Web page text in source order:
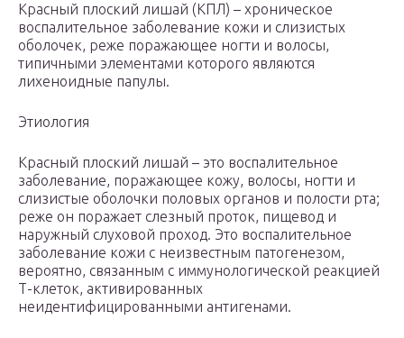
Красный плоский лишай (КПЛ) – хроническое
воспалительное заболевание кожи и слизистых
оболочек, реже поражающее ногти и волосы,
типичными элементами которого являются
лихеноидные папулы.
Этиология
Красный плоский лишай – это воспалительное
заболевание, поражающее кожу, волосы, ногти и
слизистые оболочки половых органов и полости рта;
реже он поражает слезный проток, пищевод и
наружный слуховой проход. Это воспалительное
заболевание кожи с неизвестным патогенезом,
вероятно, связанным с иммунологической реакцией
Т-клеток, активированных
неидентифицированными антигенами.